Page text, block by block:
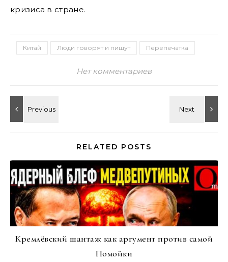
кризиса в стране.
Китай Люди говорят и пишут Перепечатка
Нет комментариев
RELATED POSTS
Кремлёвский шантаж как аргумент против самой
Помойки